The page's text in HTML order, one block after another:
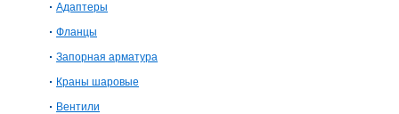
Адаптеры
Фланцы
Запорная арматура
Краны шаровые
Вентили